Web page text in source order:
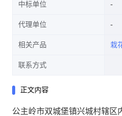
中标单位
代理单位
相关产品 栽
联系方式
正文内容
公主岭市双城堡镇兴城村辖区